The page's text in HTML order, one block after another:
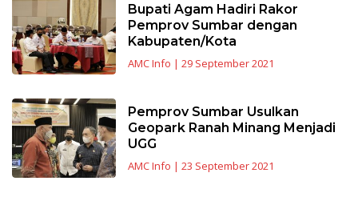
Bupati Agam Hadiri Rakor
Pemprov Sumbar dengan
Kabupaten/Kota
AMC Info | 29 September 2021
Pemprov Sumbar Usulkan
Geopark Ranah Minang Menjadi
UGG
AMC Info | 23 September 2021